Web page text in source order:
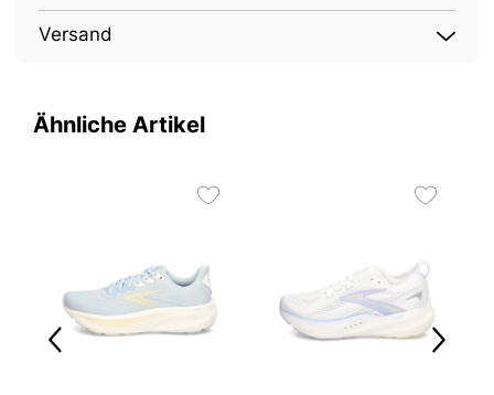
Versand
Ähnliche Artikel